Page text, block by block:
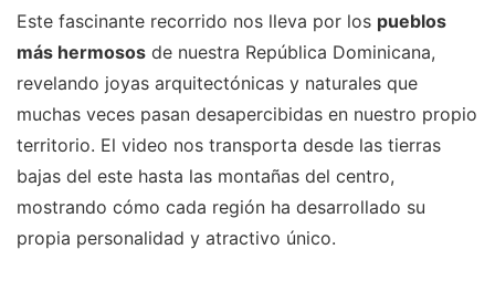
Este fascinante recorrido nos lleva por los pueblos
más hermosos de nuestra República Dominicana,
revelando joyas arquitectónicas y naturales que
muchas veces pasan desapercibidas en nuestro propio
territorio. El video nos transporta desde las tierras
bajas del este hasta las montañas del centro,
mostrando cómo cada región ha desarrollado su
propia personalidad y atractivo único.